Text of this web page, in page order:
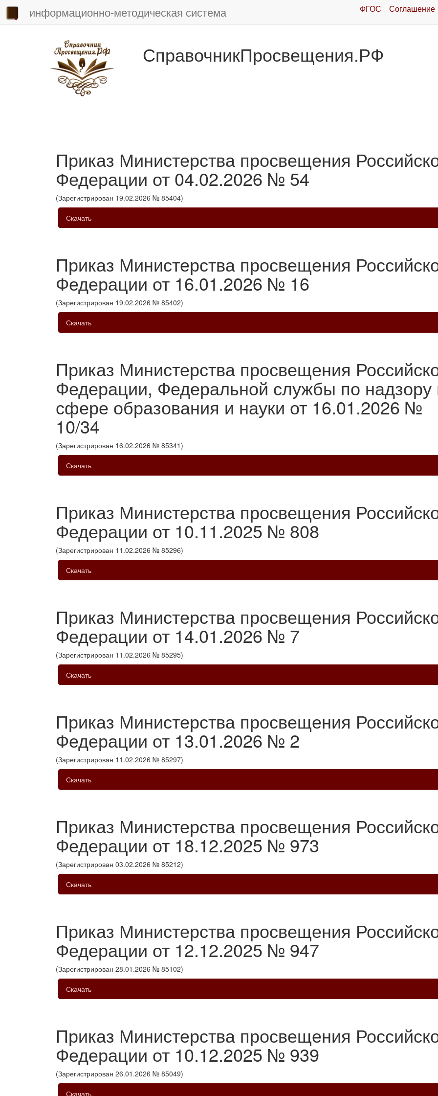
информационно-методическая система ФГОС Соглашение
СправочникПросвещения.РФ
Приказ Министерства просвещения
Федерации от 04.02.2026 № 54
(Зарегистрирован 19.02.2026 № 85404)
Скачать
Приказ Министерства просвещения
Федерации от 16.01.2026 № 16
(Зарегистрирован 19.02.2026 № 85402)
Скачать
Приказ Министерства просвещения
Федерации, Федеральной службы по надзору
сфере образования и науки от 16.01.2026 №
10/34
(Зарегистрирован 16.02.2026 № 85341)
Скачать
Приказ Министерства просвещения
Федерации от 10.11.2025 № 808
(Зарегистрирован 11.02.2026 № 85296)
Скачать
Приказ Министерства просвещения
Федерации от 14.01.2026 № 7
(Зарегистрирован 11.02.2026 № 85295)
Скачать
Приказ Министерства просвещения
Федерации от 13.01.2026 № 2
(Зарегистрирован 11.02.2026 № 85297)
Скачать
Приказ Министерства просвещения
Федерации от 18.12.2025 № 973
(Зарегистрирован 03.02.2026 № 85212)
Скачать
Приказ Министерства просвещения
Федерации от 12.12.2025 № 947
(Зарегистрирован 28.01.2026 № 85102)
Скачать
Приказ Министерства просвещения
Федерации от 10.12.2025 № 939
(Зарегистрирован 26.01.2026 № 85049)
Скачать